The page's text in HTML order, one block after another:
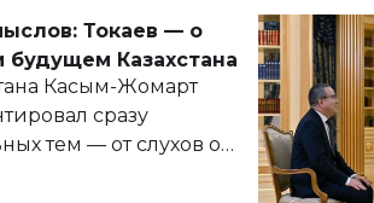
Токаев — о
будущем Казахстана
Касым-Жомарт
сразу
тем — от слухов о